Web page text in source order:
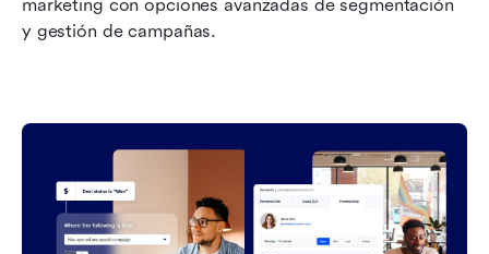
marketing con opciones avanzadas de segmentación
y gestión de campañas.